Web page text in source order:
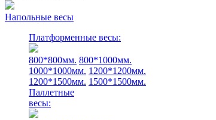
Напольные весы
Платформенные весы:
800*800мм. 800*1000мм.
1000*1000мм. 1200*1200мм.
1200*1500мм. 1500*1500мм.
Паллетные
весы: